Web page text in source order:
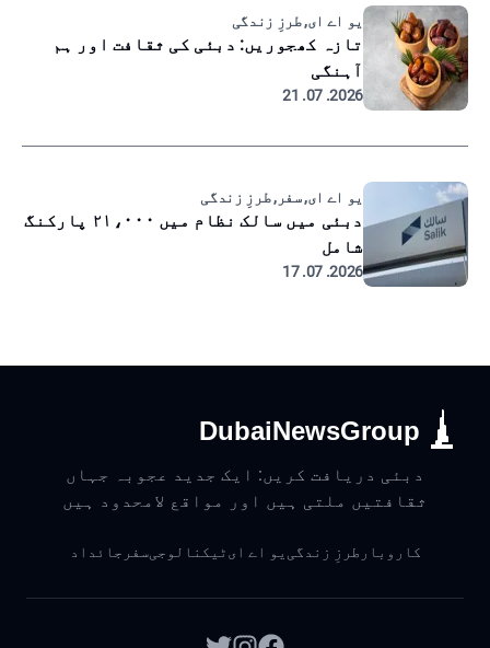
یو اے ای, طرزِ زندگی
تازہ کھجوریں: دبئی کی ثقافت اور ہم
آہنگی
2026. 07. 21
یو اے ای, سفر, طرزِ زندگی
دبئی میں سالک نظام میں ۲۱،۰۰۰ پارکنگ
شامل
2026. 07. 17
DubaiNewsGroup
دبئی دریافت کریں: ایک جدید عجوبہ جہاں
ثقافتیں ملتی ہیں اور مواقع لامحدود ہیں
کاروبار طرزِ زندگی یو اے ایٹیکنالوجیسفر جائداد